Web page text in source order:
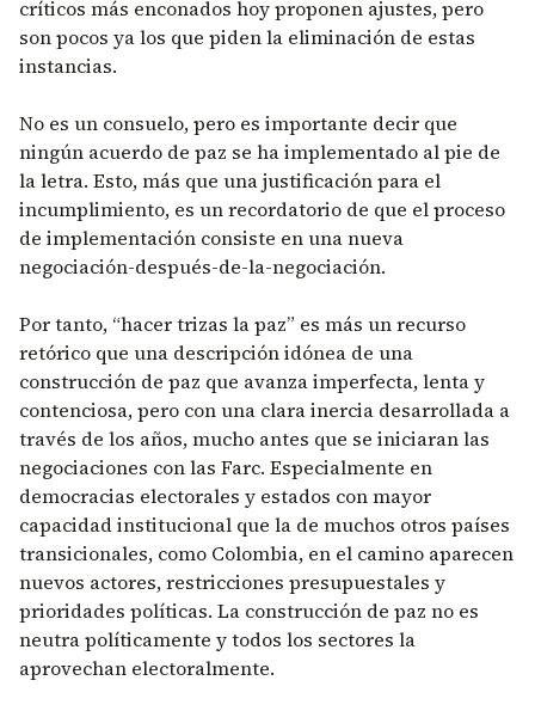
críticos más enconados hoy proponen ajustes, pero
son pocos ya los que piden la eliminación de estas
instancias.
No es un consuelo, pero es importante decir que
ningún acuerdo de paz se ha implementado al pie de
la letra. Esto, más que una justificación para el
incumplimiento, es un recordatorio de que el proceso
de implementación consiste en una nueva
negociación-después-de-la-negociación.
Por tanto, “hacer trizas la paz” es más un recurso
retórico que una descripción idónea de una
construcción de paz que avanza imperfecta, lenta y
contenciosa, pero con una clara inercia desarrollada a
través de los años, mucho antes que se iniciaran las
negociaciones con las Farc. Especialmente en
democracias electorales y estados con mayor
capacidad institucional que la de muchos otros países
transicionales, como Colombia, en el camino aparecen
nuevos actores, restricciones presupuestales y
prioridades políticas. La construcción de paz no es
neutra políticamente y todos los sectores la
aprovechan electoralmente.